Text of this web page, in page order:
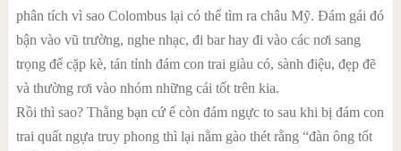
phân tích vì sao Colombus lại có thể tìm ra châu Mỹ. Đám gái đó
bận vào vũ trường, nghe nhạc, đi bar hay đi vào các nơi sang
trọng để cặp kè, tán tỉnh đám con trai giàu có, sành điệu, đẹp đẽ
và thường rơi vào nhóm những cái tốt trên kia.
Rồi thì sao? Thằng bạn cứ ế còn đám ngực to sau khi bị đám con
trai quất ngựa truy phong thì lại nằm gào thét rằng “đàn ông tốt